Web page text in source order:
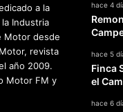
a la
Industria
Motor desde
revista
año 2009.
Motor FM y
hace 4
hace 5
Finca
el
hace 6